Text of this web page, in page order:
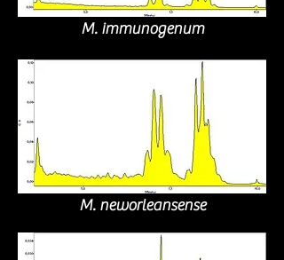
M. immunogenum
M. neworleansense